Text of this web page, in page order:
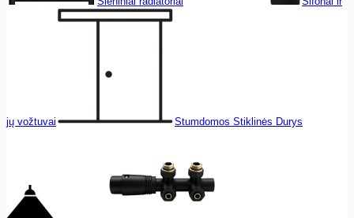
jų vožtuvai Stumdomos Stiklinės Durys